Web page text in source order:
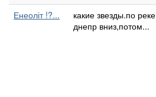
Енеоліт !?...
какие звезды.по реке
днепр вниз,потом...